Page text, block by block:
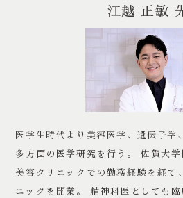
江越 正敏
医学生時代より美容医学、遺伝子学
多方面の医学研究を行う。 佐賀大学
美容クリニックでの勤務経験を経て
ニックを開業。 精神科医としても